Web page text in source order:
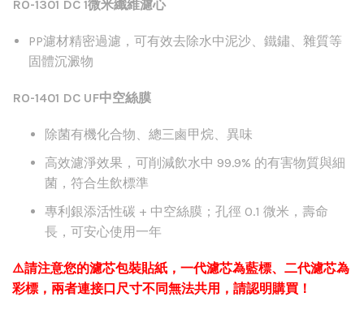
RO-1301 DC 1微米纖維濾心
PP濾材精密過濾，可有效去除水中泥沙、鐵鏽、雜質等
固體沉澱物
RO-1401 DC UF中空絲膜
除菌有機化合物、總三鹵甲烷、異味
高效濾淨效果，可削減飲水中 99.9% 的有害物質與細
菌，符合生飲標準
專利銀添活性碳 + 中空絲膜；孔徑 0.1 微米，壽命
長，可安心使用一年
⚠️請注意您的濾芯包裝貼紙，一代濾芯為藍標、二代濾芯為
彩標，兩者連接口尺寸不同無法共用，請認明購買！